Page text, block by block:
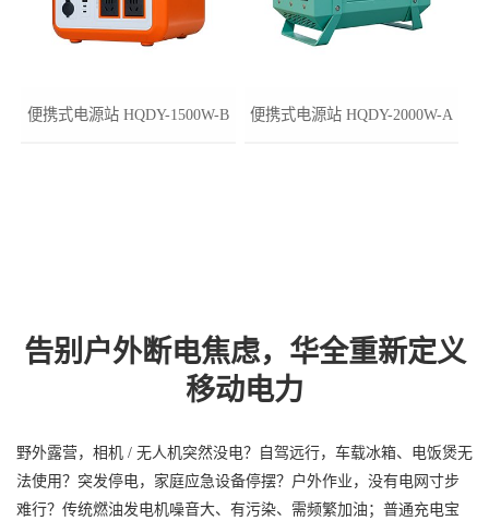
便携式电源站 HQDY-1500W-B 便携式电源站 HQDY-2000W-A
告别户外断电焦虑，华全重新定义
移动电力
野外露营，相机 / 无人机突然没电？自驾远行，车载冰箱、电饭煲无
法使用？突发停电，家庭应急设备停摆？户外作业，没有电网寸步
难行？传统燃油发电机噪音大、有污染、需频繁加油；普通充电宝